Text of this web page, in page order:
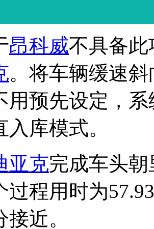
昂科威不具备
。将车辆缓速
用预先设定，
库模式。
亚克完成车头
过程用时为
近。